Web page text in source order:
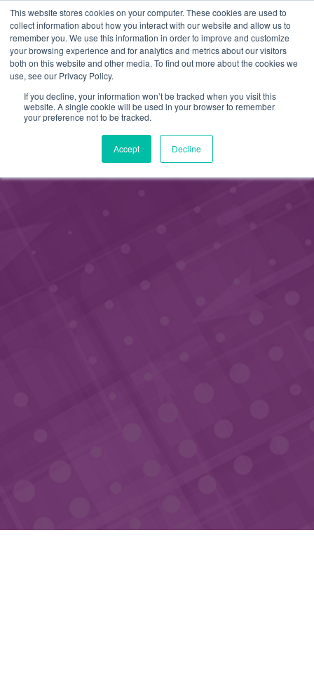
This website stores cookies on your computer. These cookies are used to
collect information about how you interact with our website and allow us to
remember you. We use this information in order to improve and customize
your browsing experience and for analytics and metrics about our visitors
both on this website and other media. To find out more about the cookies we
use, see our Privacy Policy.
If you decline, your information won’t be tracked when you visit this
website. A single cookie will be used in your browser to remember
your preference not to be tracked.
Accept Decline
FI
EN